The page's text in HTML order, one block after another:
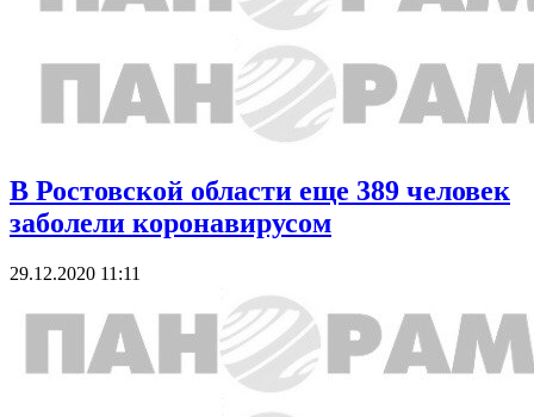
В Ростовской области еще 389 человек
заболели коронавирусом
29.12.2020 11:11